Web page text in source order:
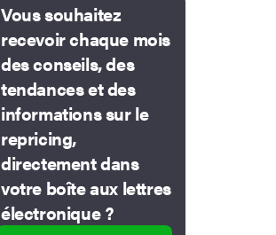
Vous souhaitez
recevoir chaque mois
des conseils, des
tendances et des
informations sur le
repricing,
directement dans
votre boîte aux lettres
électronique ?